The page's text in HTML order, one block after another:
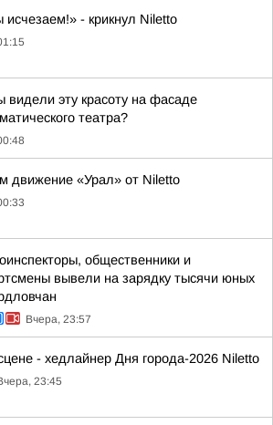
- крикнул Niletto
видели эту красоту на фасаде
театра?
движение «Урал» от Niletto
общественники и
вывели на зарядку тысячи юных
Вчера, 23:57
- хедлайнер Дня города-2026 Niletto
23:45